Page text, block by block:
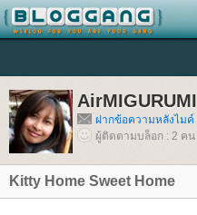
AirMIGURUMI
ฝากข้อความหลังไมค์
ผู้ติดตามบล็อก : 2 คน
Kitty Home Sweet Home